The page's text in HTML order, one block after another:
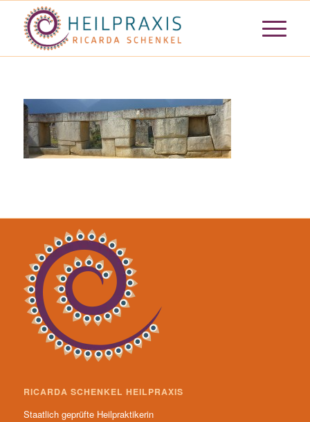
RICARDA SCHENKEL HEILPRAXIS
Staatlich geprüfte Heilpraktikerin